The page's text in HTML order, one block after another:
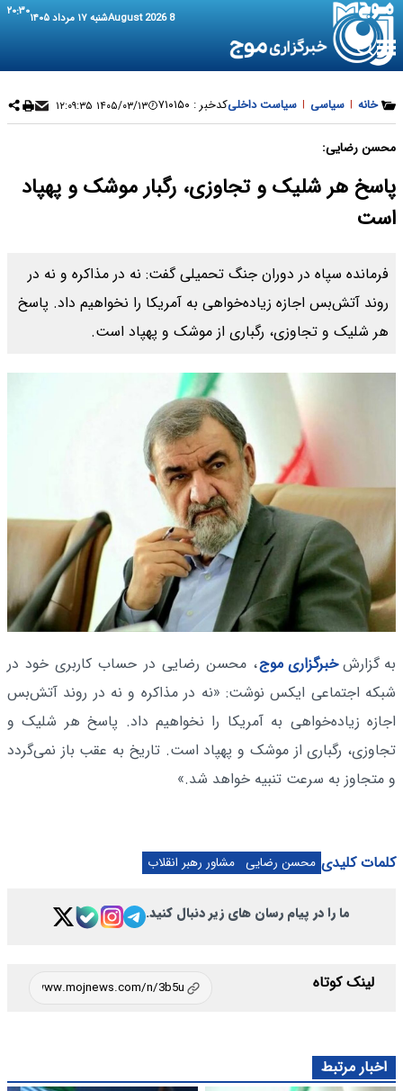
8 August 2026 شنبه ۱۷ مرداد ۱۴۰۵ ۲۰:۳۰
خانه | سیاسی | سیاست داخلیکدخبر : ۷۱۰۱۵۰ ۱۴۰۵/۰۳/۱۳ ۱۲:۰۹:۳۵
محسن رضایی:
پاسخ هر شلیک و تجاوزی، رگبار موشک و پهپاد
است
فرمانده سپاه در دوران جنگ تحمیلی گفت: نه در مذاکره و نه‌ در
روند آتش‌بس اجازه زیاده‌خواهی به آمریکا را نخواهیم‌ داد. پاسخ
هر شلیک و تجاوزی، رگباری از موشک و پهپاد است.
به گزارشخبرگزاری موج، محسن رضایی در حساب کاربری خود در
شبکه اجتماعی ایکس نوشت: «نه در مذاکره و نه‌ در روند آتش‌بس
اجازه زیاده‌خواهی به آمریکا را نخواهیم‌ داد. پاسخ هر شلیک و
تجاوزی، رگباری از موشک و پهپاد است. تاریخ به عقب باز نمی‌گردد
و متجاوز به سرعت تنبیه خواهد شد.»
کلمات کلیدی محسن رضایی مشاور رهبر انقلاب
ما را در پیام رسان های زیر دنبال کنید.
لینک کوتاه
اخبار مرتبط